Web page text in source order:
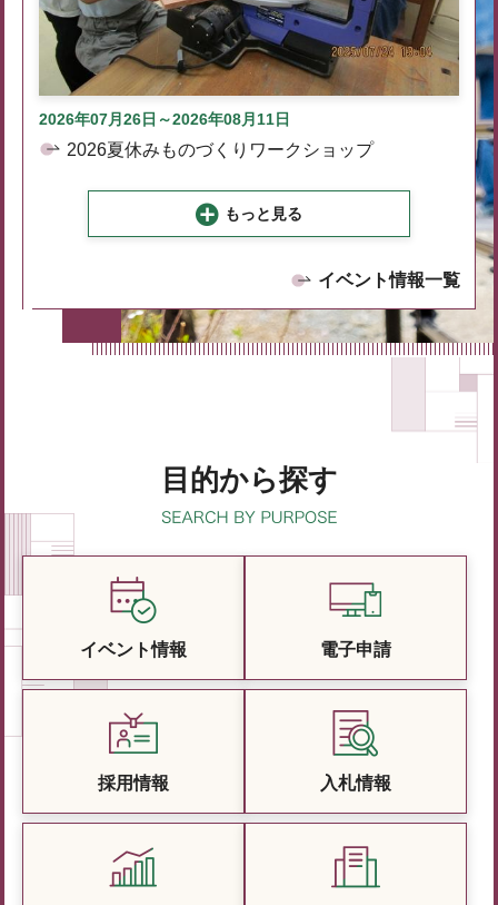
2026年07月26日～2026年08月11日
2026夏休みものづくりワークショップ
もっと見る
イベント情報一覧
目的から探す
イベント情報 電子申請
採用情報 入札情報